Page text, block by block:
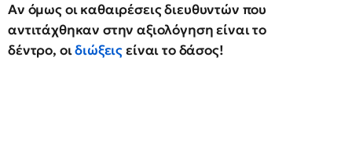
Αν όμως οι καθαιρέσεις διευθυντών που
αντιτάχθηκαν στην αξιολόγηση είναι το
δέντρο, οιδιώξειςείναι το δάσος!